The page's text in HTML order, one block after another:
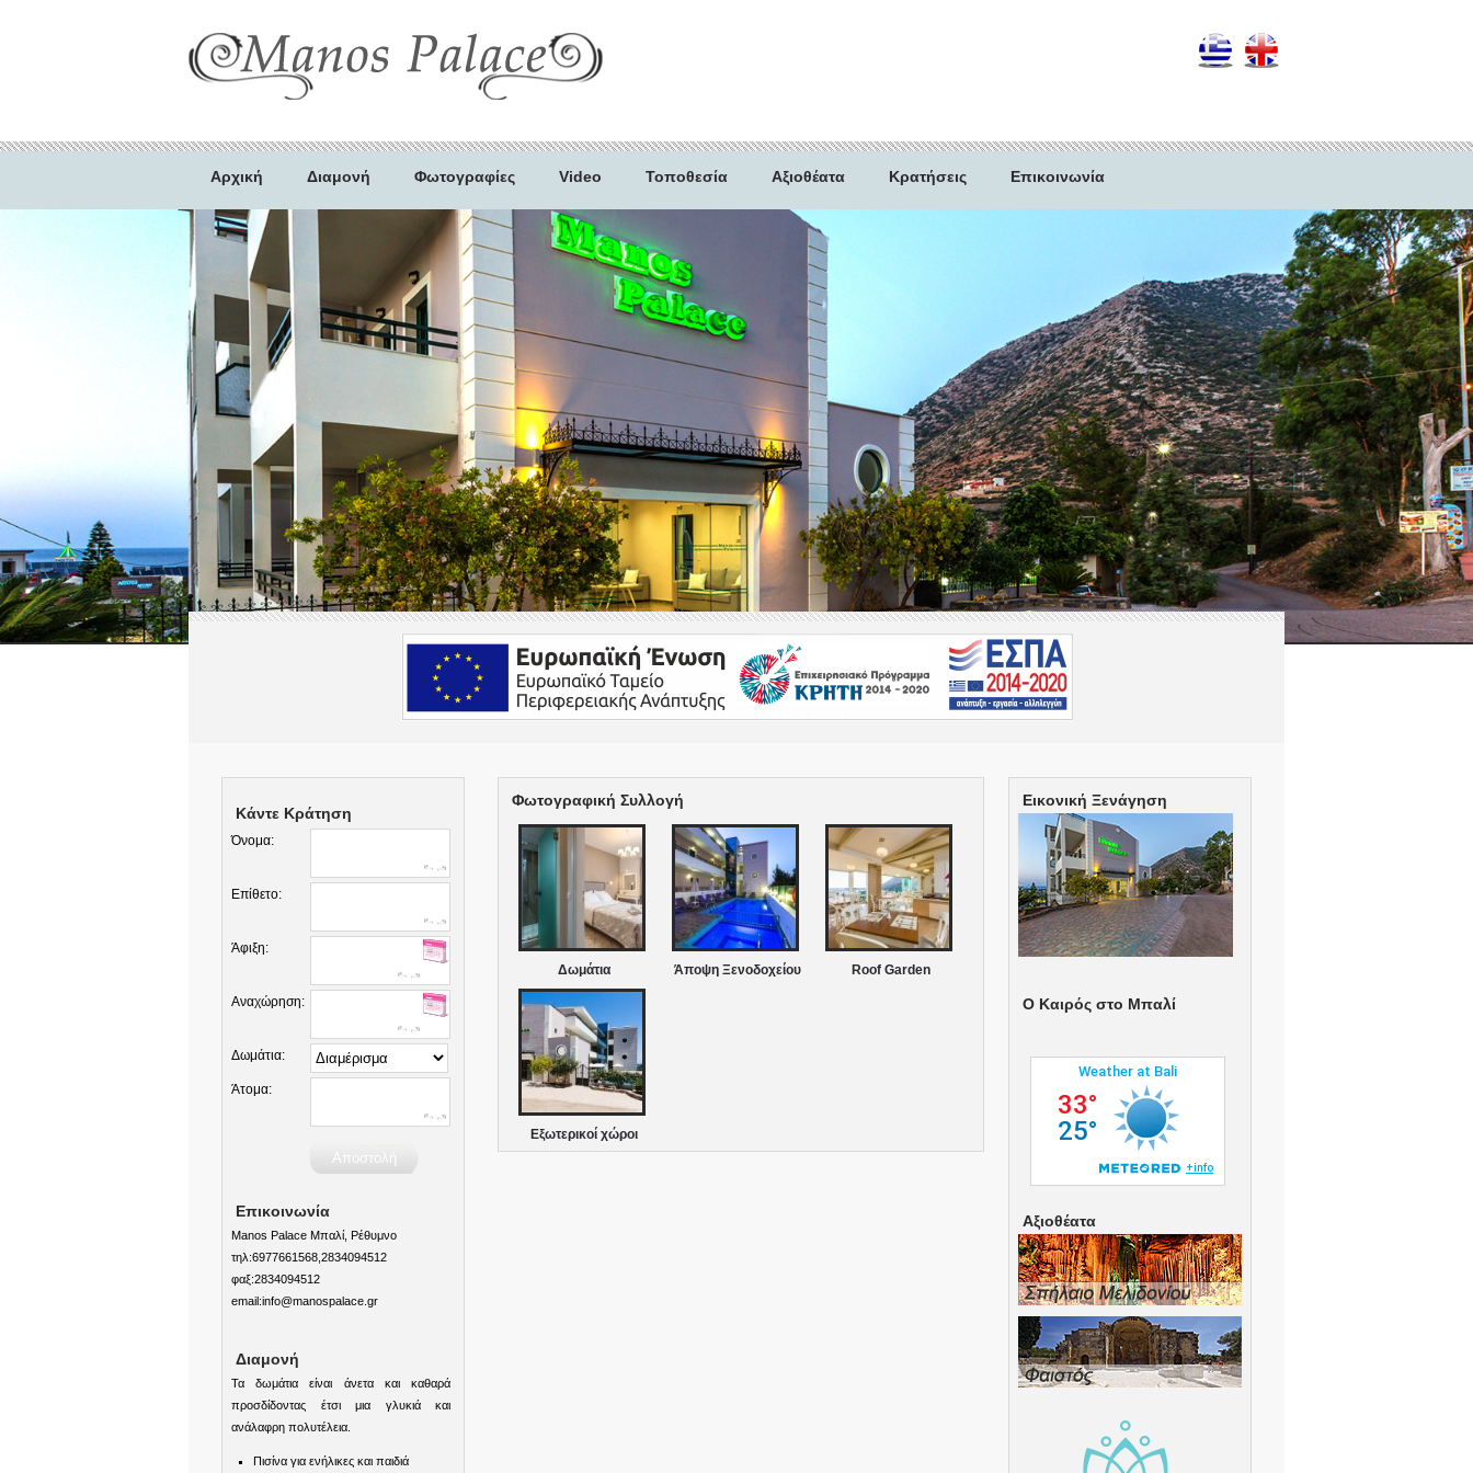
Αρχική Διαμονή Φωτογραφίες Video Τοποθεσία Αξιοθέατα Κρατήσεις Επικοινωνία
Κάντε Κράτηση
Όνομα:
Επίθετο:
Άφιξη:
Αναχώρηση:
Δωμάτια:
Άτομα:
Επικοινωνία
Manos Palace Μπαλί, Ρέθυμνο
τηλ:6977661568,2834094512
φαξ:2834094512
email:info@manospalace.gr
Διαμονή
Τα δωμάτια είναι άνετα και καθαρά
προσδίδοντας έτσι μια γλυκιά και
ανάλαφρη πολυτέλεια.
Πισίνα για ενήλικες και παιδιά
Φωτογραφική Συλλογή
Δωμάτια Άποψη Ξενοδοχείου Roof Garden
Εξωτερικοί χώροι
Εικονική Ξενάγηση
O Καιρός στο Μπαλί
Αξιοθέατα